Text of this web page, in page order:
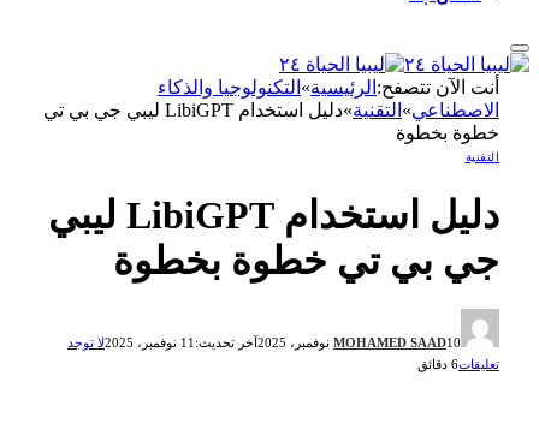
أنت الآن تتصفح:الرئيسية»التكنولوجيا والذكاء
الاصطناعي »التقنية»
دليل استخدام LibiGPT ليبي جي بي تي
خطوة بخطوة
التقنية
دليل استخدام LibiGPT ليبي
جي بي تي خطوة بخطوة
MOHAMED SAAD10 نوفمبر، 2025 آخر تحديث:11 نوفمبر، 2025
لا توجد
تعليقات6 دقائق